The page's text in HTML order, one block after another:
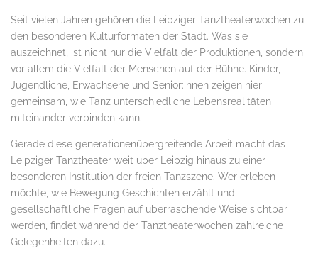
Seit vielen Jahren gehören die Leipziger Tanztheaterwochen zu
den besonderen Kulturformaten der Stadt. Was sie
auszeichnet, ist nicht nur die Vielfalt der Produktionen, sondern
vor allem die Vielfalt der Menschen auf der Bühne. Kinder,
Jugendliche, Erwachsene und Senior:innen zeigen hier
gemeinsam, wie Tanz unterschiedliche Lebensrealitäten
miteinander verbinden kann.
Gerade diese generationenübergreifende Arbeit macht das
Leipziger Tanztheater weit über Leipzig hinaus zu einer
besonderen Institution der freien Tanzszene. Wer erleben
möchte, wie Bewegung Geschichten erzählt und
gesellschaftliche Fragen auf überraschende Weise sichtbar
werden, findet während der Tanztheaterwochen zahlreiche
Gelegenheiten dazu.